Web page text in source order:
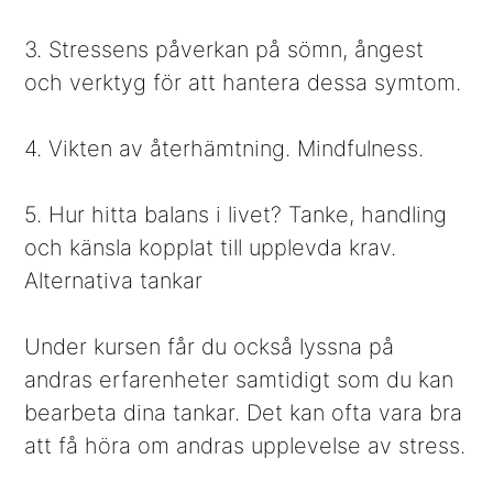
3. Stressens påverkan på sömn, ångest
och verktyg för att hantera dessa symtom.
4. Vikten av återhämtning. Mindfulness.
5. Hur hitta balans i livet? Tanke, handling
och känsla kopplat till upplevda krav.
Alternativa tankar
Under kursen får du också lyssna på
andras erfarenheter samtidigt som du kan
bearbeta dina tankar. Det kan ofta vara bra
att få höra om andras upplevelse av stress.